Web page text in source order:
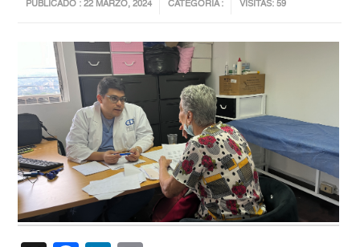
PUBLICADO : 22 MARZO, 2024 CATEGORIA : VISITAS: 59